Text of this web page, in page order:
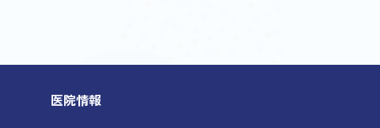
医院情報